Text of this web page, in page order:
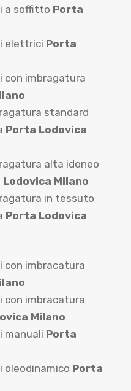
a soffitto Porta
elettrici Porta
con imbragatura
standard
Porta Lodovica
alta idoneo
Milano
in tessuto
Porta Lodovica
con imbracatura
con imbracatura
Milano
manuali Porta
oleodinamico Porta